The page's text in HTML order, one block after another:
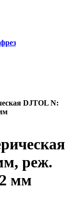
DJTOL N:
реж.
мм